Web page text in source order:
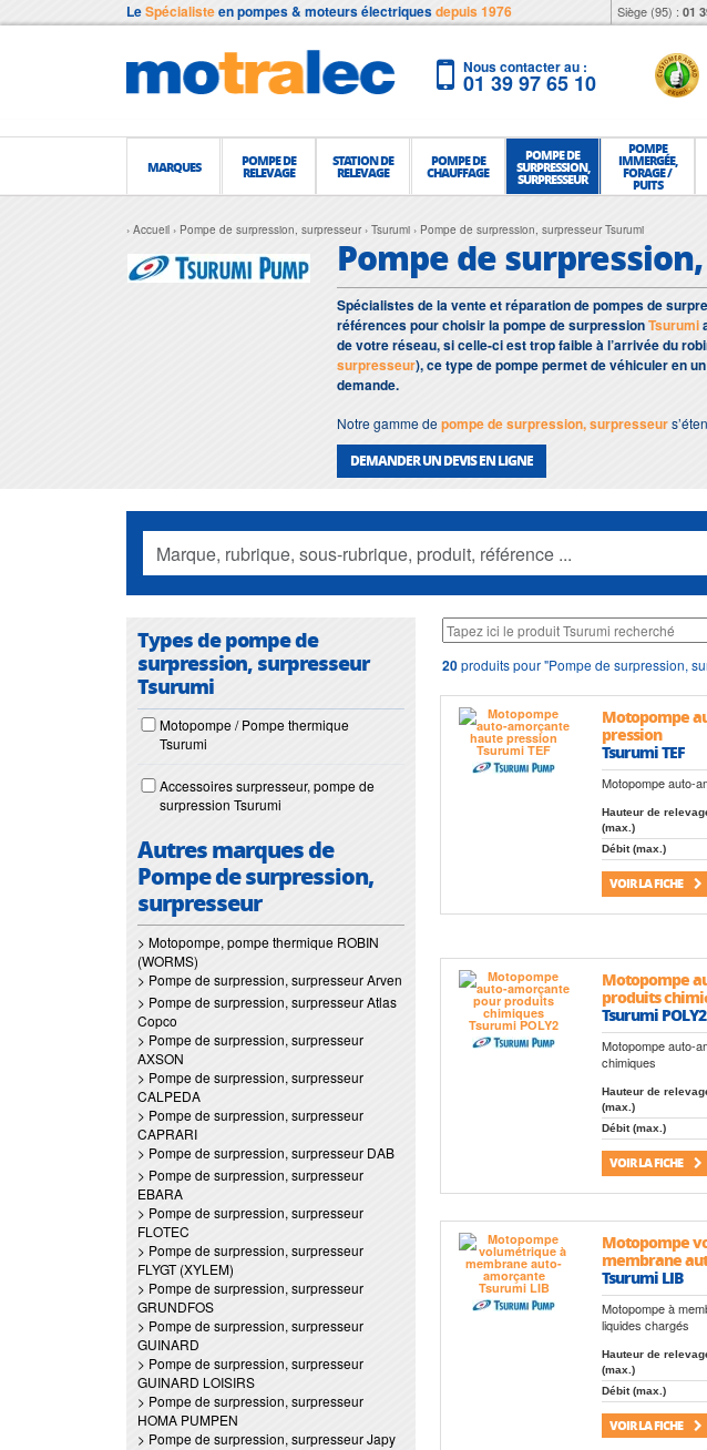
LeSpécialisteen pompes & moteurs électriquesdepuis 1976 Siège (95) : 01
Nous contacter au :
01 39 97 65 10
MARQUES POMPE DE
RELEVAGE
STATION DE
RELEVAGE
POMPE DE
CHAUFFAGE
POMPE DE
SURPRESSION,
SURPRESSEUR
POMPE
IMMERGÉE,
FORAGE /
PUITS
Accueil Pompe de surpression, surpresseur Tsurumi Pompe de surpression, surpresseur Tsurumi
Pompe de
Spécialistes de la vente et réparation de pompes de
références pour choisir la pompe de surpressionTsurumi
de votre réseau, si celle-ci est trop faible à l’arrivée du
surpresseur), ce type de pompe permet de véhiculer en
demande.
Notre gamme depompe de surpression, surpresseur
DEMANDER UN DEVIS EN LIGNE
Types de pompe de
surpression, surpresseur
Tsurumi
Motopompe / Pompe thermique
Tsurumi
Accessoires surpresseur, pompe de
surpression Tsurumi
Autres marques de
Pompe de surpression,
surpresseur
> Motopompe, pompe thermique ROBIN
(WORMS)
> Pompe de surpression, surpresseur Arven
> Pompe de surpression, surpresseur Atlas
Copco
> Pompe de surpression, surpresseur
AXSON
> Pompe de surpression, surpresseur
CALPEDA
> Pompe de surpression, surpresseur
CAPRARI
> Pompe de surpression, surpresseur DAB
> Pompe de surpression, surpresseur
EBARA
> Pompe de surpression, surpresseur
FLOTEC
> Pompe de surpression, surpresseur
FLYGT (XYLEM)
> Pompe de surpression, surpresseur
GRUNDFOS
> Pompe de surpression, surpresseur
GUINARD
> Pompe de surpression, surpresseur
GUINARD LOISIRS
> Pompe de surpression, surpresseur
HOMA PUMPEN
> Pompe de surpression, surpresseur Japy
20produits pour "Pompe de surpression,
Motopompe
pression
Tsurumi TEF
Motopompe auto-
Hauteur de
(max.)
Débit (max.)
VOIR LA FICHE
Motopompe
produits
Tsurumi POLY2
Motopompe auto-
chimiques
Hauteur de
(max.)
Débit (max.)
VOIR LA FICHE
Motopompe
membrane
Tsurumi LIB
Motopompe à
liquides chargés
Hauteur de
(max.)
Débit (max.)
VOIR LA FICHE